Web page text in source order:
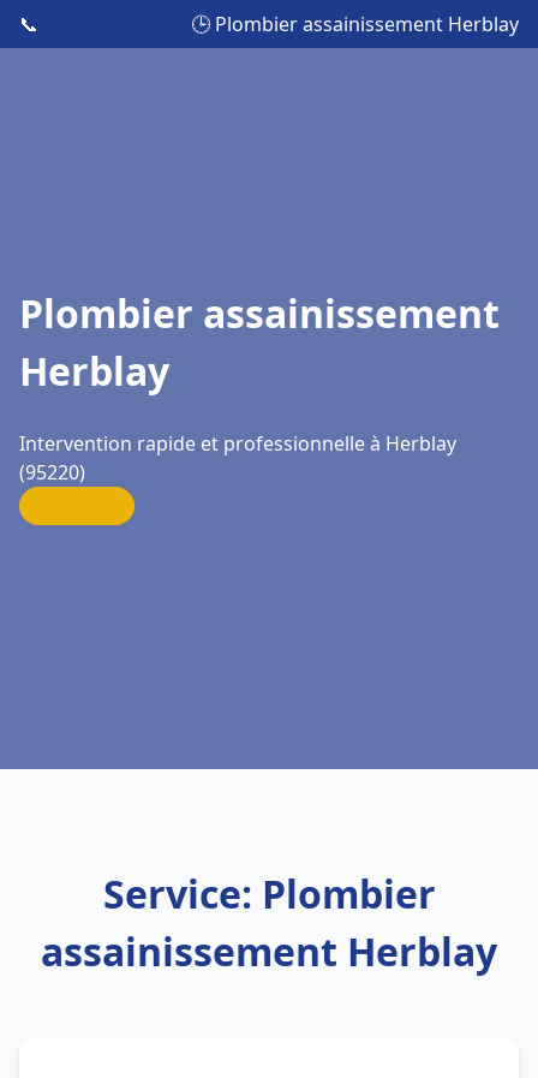
📞 🕒 Plombier assainissement Herblay
Plombier assainissement
Herblay
Intervention rapide et professionnelle à Herblay
(95220)
Service: Plombier
assainissement Herblay